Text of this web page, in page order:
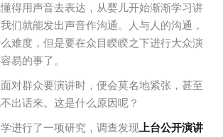
得用声音去表达，从婴儿开始渐渐学习讲
们就能发出声音作沟通。人与人的沟通，
难度，但是要在众目睽睽之下进行大众演
易的事了。
对群众要演讲时，便会莫名地紧张，甚至
出话来。这是什么原因呢？
进行了一项研究，调查发现上台公开演讲